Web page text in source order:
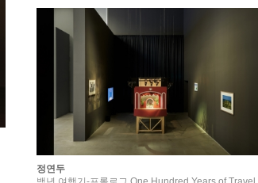
정연두